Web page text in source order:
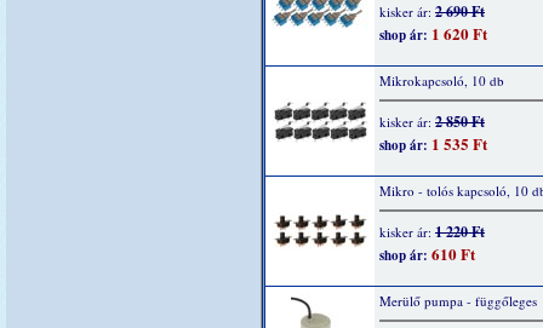
kisker ár: 2 690 Ft
shop ár: 1 620 Ft
Mikrokapcsoló, 10 db
kisker ár: 2 850 Ft
shop ár: 1 535 Ft
Mikro - tolós kapcsoló, 10
kisker ár: 1 220 Ft
shop ár: 610 Ft
Merülő pumpa - függőleges